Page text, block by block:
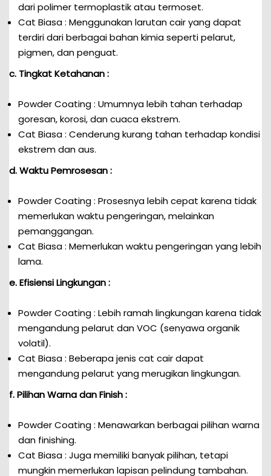
dari polimer termoplastik atau termoset.
Cat Biasa : Menggunakan larutan cair yang dapat
terdiri dari berbagai bahan kimia seperti pelarut,
pigmen, dan penguat.
c. Tingkat Ketahanan :
Powder Coating : Umumnya lebih tahan terhadap
goresan, korosi, dan cuaca ekstrem.
Cat Biasa : Cenderung kurang tahan terhadap kondisi
ekstrem dan aus.
d. Waktu Pemrosesan :
Powder Coating : Prosesnya lebih cepat karena tidak
memerlukan waktu pengeringan, melainkan
pemanggangan.
Cat Biasa : Memerlukan waktu pengeringan yang lebih
lama.
e. Efisiensi Lingkungan :
Powder Coating : Lebih ramah lingkungan karena tidak
mengandung pelarut dan VOC (senyawa organik
volatil).
Cat Biasa : Beberapa jenis cat cair dapat
mengandung pelarut yang merugikan lingkungan.
f. Pilihan Warna dan Finish :
Powder Coating : Menawarkan berbagai pilihan warna
dan finishing.
Cat Biasa : Juga memiliki banyak pilihan, tetapi
mungkin memerlukan lapisan pelindung tambahan.